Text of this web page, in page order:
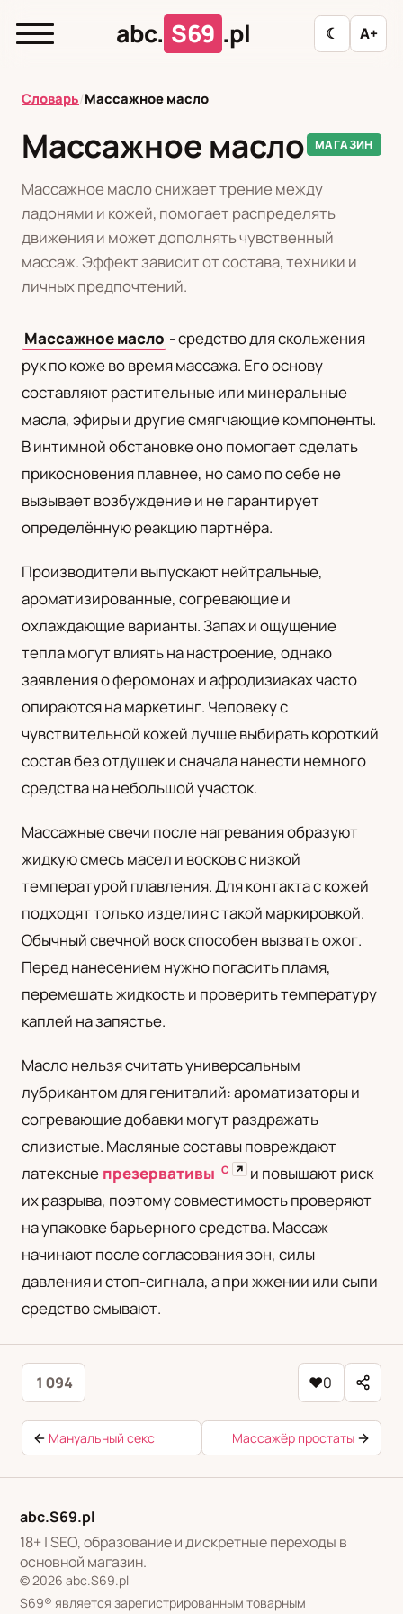
abc. S69 .pl ☾ A+
abc. S69
Л
М Н О П Р С Т
У
Ф
Ц Ш Э
Polski Русский
UA
Українська
Словарь/Массажное масло
Массажное масло МАГАЗИН
Массажное масло снижает трение между
ладонями и кожей, помогает распределять
движения и может дополнять чувственный
массаж. Эффект зависит от состава, техники и
личных предпочтений.
Массажное масло - средство для скольжения
рук по коже во время массажа. Его основу
составляют растительные или минеральные
масла, эфиры и другие смягчающие компоненты.
В интимной обстановке оно помогает сделать
прикосновения плавнее, но само по себе не
вызывает возбуждение и не гарантирует
определённую реакцию партнёра.
Производители выпускают нейтральные,
ароматизированные, согревающие и
охлаждающие варианты. Запах и ощущение
тепла могут влиять на настроение, однако
заявления о феромонах и афродизиаках часто
опираются на маркетинг. Человеку с
чувствительной кожей лучше выбирать короткий
состав без отдушек и сначала нанести немного
средства на небольшой участок.
Массажные свечи после нагревания образуют
жидкую смесь масел и восков с низкой
температурой плавления. Для контакта с кожей
подходят только изделия с такой маркировкой.
Обычный свечной воск способен вызвать ожог.
Перед нанесением нужно погасить пламя,
перемешать жидкость и проверить температуру
каплей на запястье.
Масло нельзя считать универсальным
лубрикантом для гениталий: ароматизаторы и
согревающие добавки могут раздражать
слизистые. Масляные составы повреждают
латексные презервативы С ↗ и повышают риск
их разрыва, поэтому совместимость проверяют
на упаковке барьерного средства. Массаж
начинают после согласования зон, силы
давления и стоп-сигнала, а при жжении или сыпи
средство смывают.
1 094 ♥0
Мануальный секс Массажёр простаты
abc.S69.pl
18+ | SEO, образование и дискретные переходы в
основной магазин.
© 2026 abc.S69.pl
S69® является зарегистрированным товарным